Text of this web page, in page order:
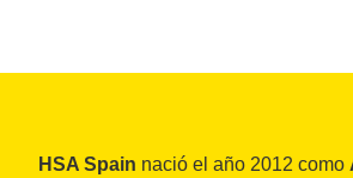
HSA Spain nació el año 2012 como